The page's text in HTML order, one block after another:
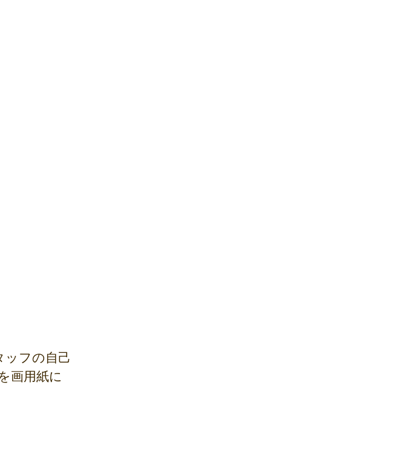
ッフの自己
画用紙に